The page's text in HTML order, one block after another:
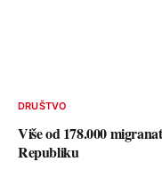
DRUŠTVO
Više od 178.000
Republiku